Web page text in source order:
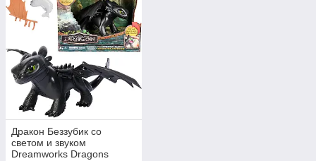
Дракон Беззубик со
светом и звуком
Dreamworks Dragons